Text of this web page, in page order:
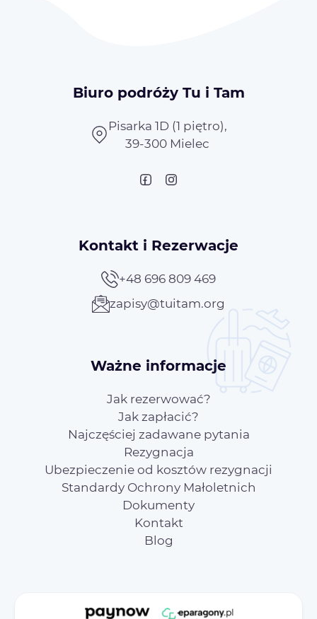
Biuro podróży Tu i Tam
Pisarka 1D (1 piętro),
39-300 Mielec
Kontakt i Rezerwacje
+48 696 809 469
zapisy@tuitam.org
Ważne informacje
Jak rezerwować?
Jak zapłacić?
Najczęściej zadawane pytania
Rezygnacja
Ubezpieczenie od kosztów rezygnacji
Standardy Ochrony Małoletnich
Dokumenty
Kontakt
Blog